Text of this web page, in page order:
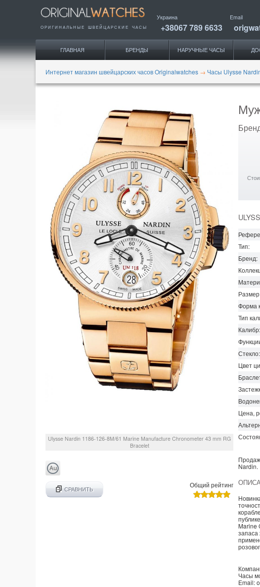
ОРИГИНАЛЬНЫЕ ШВЕЙЦАРСКИЕ ЧАСЫ
Украина
+38067 789 6633
Email
ГЛАВНАЯ БРЕНДЫ НАРУЧНЫЕ ЧАСЫ
Интернет магазин швейцарских часов Originalwatches → Часы Ulysse
Ulysse Nardin 1186-126-8M/61 Marine Manufacture Chronometer 43 mm RG
Bracelet
СРАВНИТЬ
Общий рейтинг
Тип:
Бренд:
Форма
Тип
Калибр:
Стекло:
Цвет
Цена,
Nardin.
Marine
запаса
Часы
Email: